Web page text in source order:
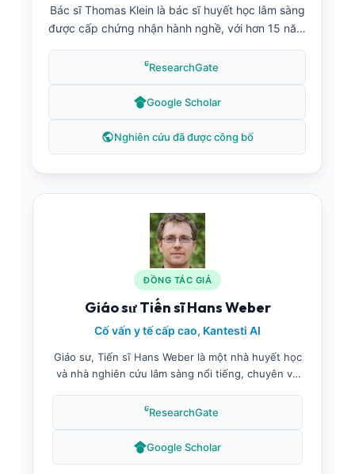
Bác sĩ Thomas Klein là bác sĩ huyết học lâm sàng
được cấp chứng nhận hành nghề, với hơn 15 năm
chẩn đoán hỗ trợ bởi AI. Với vai trò Giám đốc Y
thẩm định lâm sàng và giám sát độ chính xác y
Klein đã công bố nhiều bài viết về phân tích dấu
ấn sinh học và diễn giải các chỉ số hồng cầu
trong các chủ đề thuộc y học xét nghiệm.
ResearchGate
Google Scholar
Nghiên cứu đã được công bố
ĐỒNG TÁC GIẢ
Giáo sư Tiến sĩ Hans Weber
Cố vấn y tế cấp cao, Kantesti AI
Giáo sư, Tiến sĩ Hans Weber là một nhà huyết học
và nhà nghiên cứu lâm sàng nổi tiếng, chuyên về
máu tự động. Ông là thành viên của Hội đồng Cố
triển thuật toán và các giao thức xác nhận lâm
sàng. Nghiên cứu của Tiến sĩ Weber tập trung vào
ResearchGate
Google Scholar